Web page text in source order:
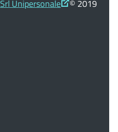
Srl Unipersonale © 2019